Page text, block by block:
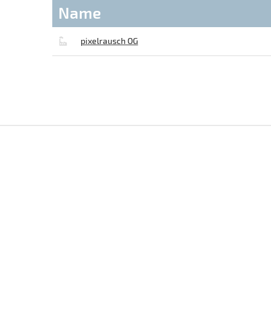
Name
pixelrausch OG